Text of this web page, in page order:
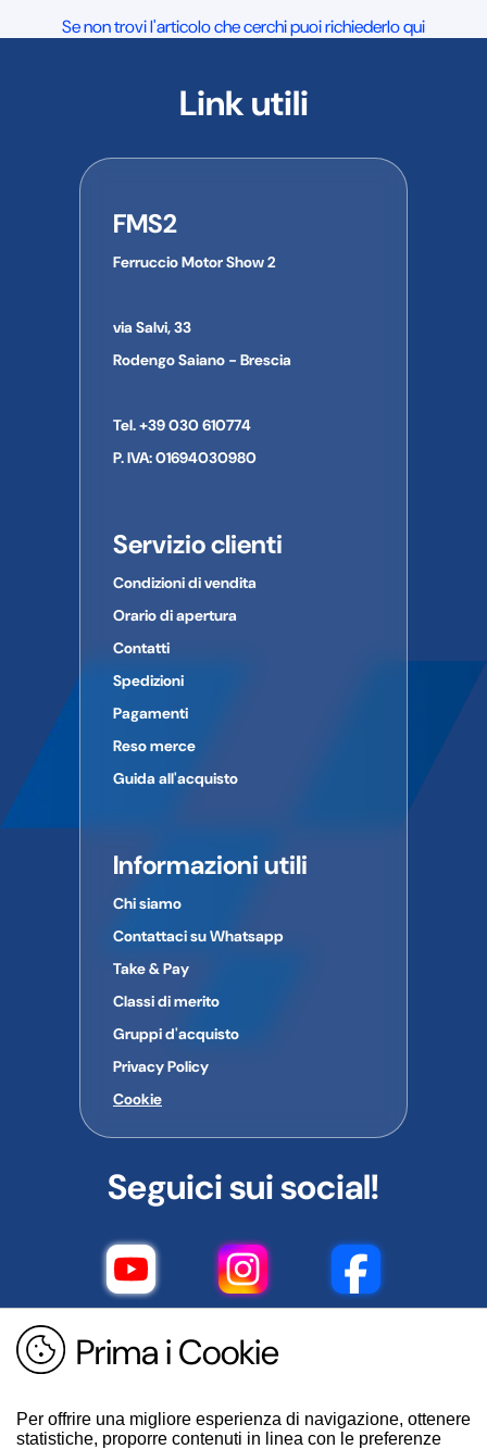
Prima i Cookie
Per offrire una migliore esperienza di navigazione, ottenere
statistiche, proporre contenuti in linea con le preferenze
Se non trovi l'articolo che cerchi puoi richiederlo qui
Link utili
FMS2
Ferruccio Motor Show 2
via Salvi, 33
Rodengo Saiano - Brescia
Tel. +39 030 610774
P. IVA: 01694030980
Servizio clienti
Condizioni di vendita
Orario di apertura
Contatti
Spedizioni
Pagamenti
Reso merce
Guida all'acquisto
Informazioni utili
Chi siamo
Contattaci su Whatsapp
Take & Pay
Classi di merito
Gruppi d'acquisto
Privacy Policy
Cookie
Seguici sui social!